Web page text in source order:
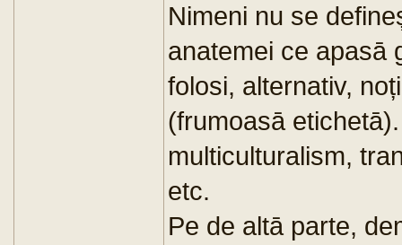
Nimeni nu se
anatemei ce apasā
folosi, alternativ,
(frumoasā
multiculturalism,
etc.
Pe de altā parte,